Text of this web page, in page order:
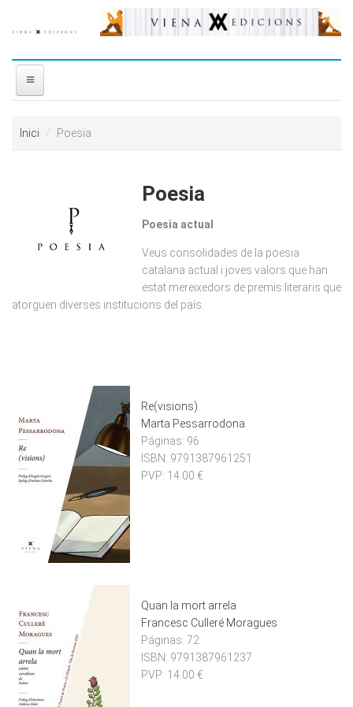
PREMIS
Inici Poesia
Poesia
Poesia actual
Veus consolidades de la poesia
catalana actual i joves valors que han
estat mereixedors de premis literaris que
atorguen diverses institucions del país.
Re(visions)
Marta Pessarrodona
Páginas: 96
ISBN: 9791387961251
PVP: 14.00 €
Quan la mort arrela
Francesc Culleré Moragues
Páginas: 72
ISBN: 9791387961237
PVP: 14.00 €